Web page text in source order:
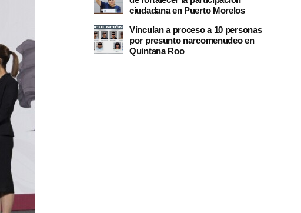
ciudadana en Puerto Morelos
Vinculan a proceso a 10 personas
por presunto narcomenudeo en
Quintana Roo